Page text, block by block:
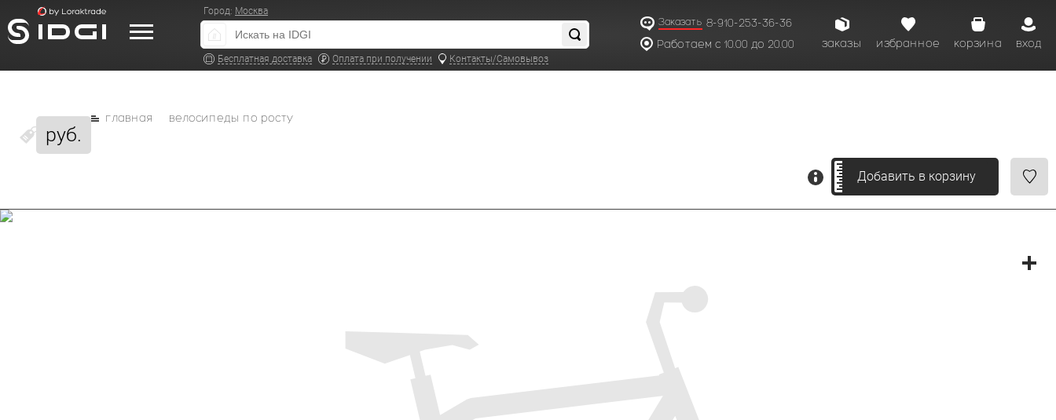
Город: Москва
Бесплатная доставка Оплата при получении Контакты/Самовывоз
Заказать 8-910-253-36-36
Работаем с 10.00 до 20.00
вход
корзина
избранное
заказы
руб.
главная велосипеды по росту
Добавить в корзину